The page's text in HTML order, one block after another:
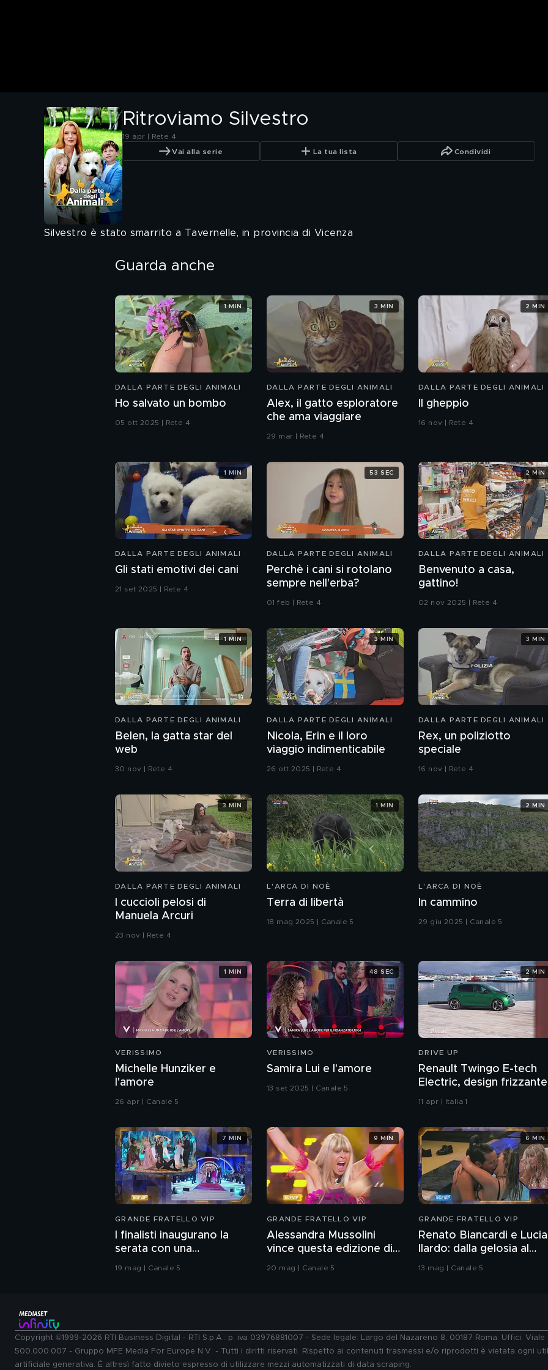
Ritroviamo Silvestro
19 apr | Rete 4
Vai alla serie La tua lista Condividi
Silvestro è stato smarrito a Tavernelle, in provincia di Vicenza
Guarda anche
DALLA PARTE DEGLI ANIMALI
Ho salvato un bombo
05 ott 2025 | Rete 4
1 MIN
DALLA PARTE DEGLI ANIMALI
Alex, il gatto esploratore
che ama viaggiare
29 mar | Rete 4
3 MIN
DALLA PARTE DEGLI ANIMALI
Il gheppio
16 nov | Rete 4
2 MIN
DALLA PARTE DEGLI ANIMALI
Gli stati emotivi dei cani
21 set 2025 | Rete 4
1 MIN
DALLA PARTE DEGLI ANIMALI
Perchè i cani si rotolano
sempre nell'erba?
01 feb | Rete 4
53 SEC
DALLA PARTE DEGLI ANIMALI
Benvenuto a casa,
gattino!
02 nov 2025 | Rete 4
2 MIN
DALLA PARTE DEGLI ANIMALI
Belen, la gatta star del
web
30 nov | Rete 4
1 MIN
DALLA PARTE DEGLI ANIMALI
Nicola, Erin e il loro
viaggio indimenticabile
26 ott 2025 | Rete 4
3 MIN
DALLA PARTE DEGLI ANIMALI
Rex, un poliziotto
speciale
16 nov | Rete 4
3 MIN
DALLA PARTE DEGLI ANIMALI
I cuccioli pelosi di
Manuela Arcuri
23 nov | Rete 4
3 MIN
L'ARCA DI NOÈ
Terra di libertà
18 mag 2025 | Canale 5
1 MIN
L'ARCA DI NOÈ
In cammino
29 giu 2025 | Canale 5
2 MIN
VERISSIMO
Michelle Hunziker e
l'amore
26 apr | Canale 5
1 MIN
VERISSIMO
Samira Lui e l'amore
13 set 2025 | Canale 5
48 SEC
DRIVE UP
Renault Twingo E-tech
Electric, design frizzante
e forme arrotondate
11 apr | Italia 1
2 MIN
GRANDE FRATELLO VIP
I finalisti inaugurano la
serata con una
coreografia
19 mag | Canale 5
7 MIN
GRANDE FRATELLO VIP
Alessandra Mussolini
vince questa edizione di
Grande Fratello VIP
20 mag | Canale 5
9 MIN
GRANDE FRATELLO VIP
Renato Biancardi e Lucia
Ilardo: dalla gelosia al
13 mag | Canale 5
6 MIN
Copyright ©1999-2026 RTI Business Digital - RTI S.p.A.: p. iva 03976881007 - Sede legale: Largo del Nazareno 8, 00187 Roma. Uffici:
500.000.007 - Gruppo MFE Media For Europe N.V. - Tutti i diritti riservati. Rispetto ai contenuti trasmessi e/o riprodotti è vietata ogni
artificiale generativa. È altresì fatto divieto espresso di utilizzare mezzi automatizzati di data scraping.